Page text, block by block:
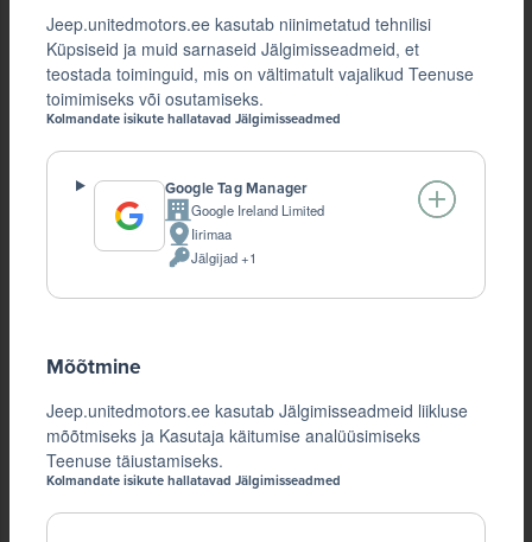
Jeep.unitedmotors.ee kasutab niinimetatud tehnilisi
Küpsiseid ja muid sarnaseid Jälgimisseadmeid, et
teostada toiminguid, mis on vältimatult vajalikud Teenuse
toimimiseks või osutamiseks.
Kolmandate isikute hallatavad Jälgimisseadmed
Google Tag Manager
Company:
Google Ireland Limited
Töötlemise
koht:
Iirimaa
Töödeldud
Jälgijad +1
Mõõtmine
Jeep.unitedmotors.ee kasutab Jälgimisseadmeid liikluse
mõõtmiseks ja Kasutaja käitumise analüüsimiseks
Teenuse täiustamiseks.
Kolmandate isikute hallatavad Jälgimisseadmed